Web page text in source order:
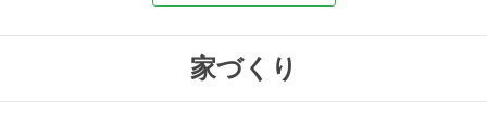
家づくり